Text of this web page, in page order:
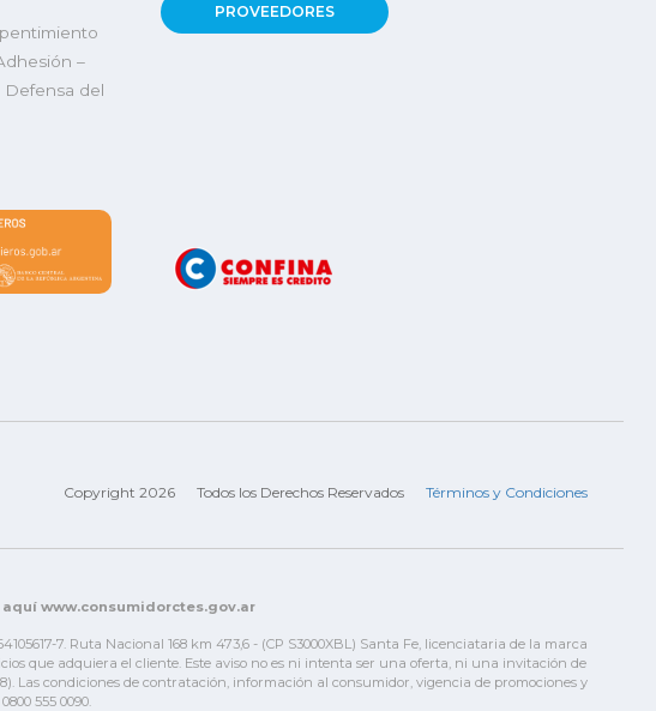
–
Defensa del
PROVEEDORES
Copyright 2026 Todos los Derechos Reservados Términos y Condiciones
www.consumidorctes.gov.ar
7. Ruta Nacional 168 km 473,6 - (CP S3000XBL) Santa Fe, licenciataria de la marca
que adquiera el cliente. Este aviso no es ni intenta ser una oferta, ni una invitación de
Las condiciones de contratación, información al consumidor, vigencia de promociones y
555 0090.